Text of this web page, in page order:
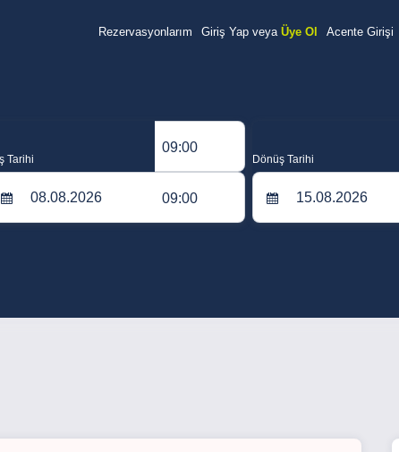
Rezervasyonlarım Giriş Yap veya Üye Ol Acente Girişi
Tarihi
09:00
09:00
Dönüş Tarihi